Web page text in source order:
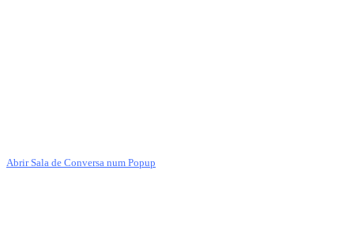
Abrir Sala de Conversa num Popup